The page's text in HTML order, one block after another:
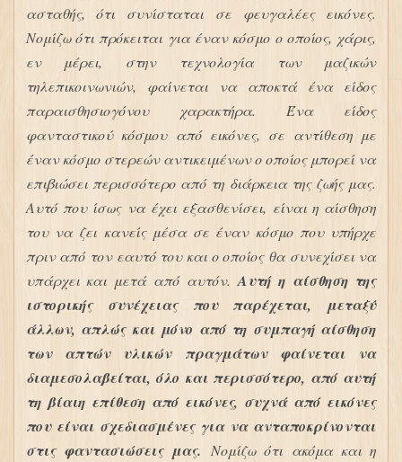
ασταθής, ότι συνίσταται σε φευγαλέες εικόνες.
Νομίζω ότι πρόκειται για έναν κόσμο ο οποίος, χάρις,
εν μέρει, στην τεχνολογία των μαζικών
τηλεπικοινωνιών, φαίνεται να αποκτά ένα είδος
παραισθησιογόνου χαρακτήρα. Ένα είδος
φανταστικού κόσμου από εικόνες, σε αντίθεση με
έναν κόσμο στερεών αντικειμένων ο οποίος μπορεί να
επιβιώσει περισσότερο από τη διάρκεια της ζωής μας.
Αυτό που ίσως να έχει εξασθενίσει, είναι η αίσθηση
του να ζει κανείς μέσα σε έναν κόσμο που υπήρχε
πριν από τον εαυτό του και ο οποίος θα συνεχίσει να
υπάρχει και μετά από αυτόν.Αυτή η αίσθηση της
ιστορικής συνέχειας που παρέχεται, μεταξύ
άλλων, απλώς και μόνο από τη συμπαγή αίσθηση
των απτών υλικών πραγμάτων φαίνεται να
διαμεσολαβείται, όλο και περισσότερο, από αυτή
τη βίαιη επίθεση από εικόνες, συχνά από εικόνες
που είναι σχεδιασμένες για να ανταποκρίνονται
στις φαντασιώσεις μας. Νομίζω ότι ακόμα και η